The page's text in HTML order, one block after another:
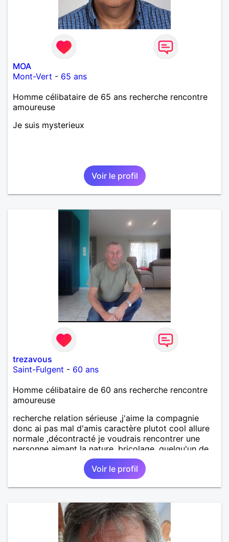
MOA
Mont-Vert - 65 ans
Homme célibataire de 65 ans recherche rencontre
amoureuse
Je suis mysterieux
Voir le profil
trezavous
Saint-Fulgent - 60 ans
Homme célibataire de 60 ans recherche rencontre
amoureuse
recherche relation sérieuse ,j'aime la compagnie
donc ai pas mal d'amis caractère plutot cool allure
normale ,décontracté je voudrais rencontrer une
personne aimant la nature ,bricolage ,quelqu'un de
simple et naturel à vos claviers mesdames
Voir le profil